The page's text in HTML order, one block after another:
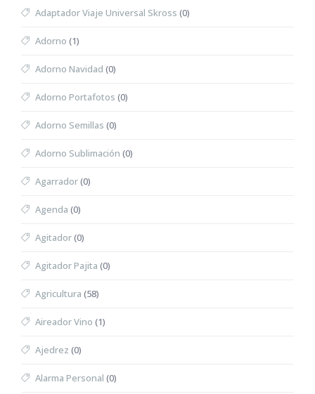
Adaptador Viaje Universal Skross (0)
Adorno (1)
Adorno Navidad (0)
Adorno Portafotos (0)
Adorno Semillas (0)
Adorno Sublimación (0)
Agarrador(0)
Agenda (0)
Agitador(0)
Agitador Pajita (0)
Agricultura (58)
Aireador Vino (1)
Ajedrez (0)
Alarma Personal (0)